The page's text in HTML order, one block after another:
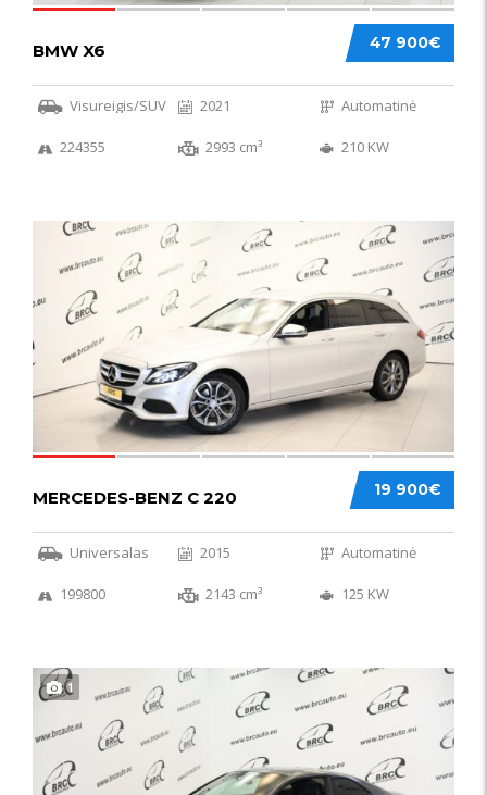
47 900€
BMW X6
Visureigis/SUV 2021 Automatinė
224355 2993 cm³ 210 KW
52
19 900€
MERCEDES-BENZ C 220
Universalas 2015 Automatinė
199800 2143 cm³ 125 KW
1